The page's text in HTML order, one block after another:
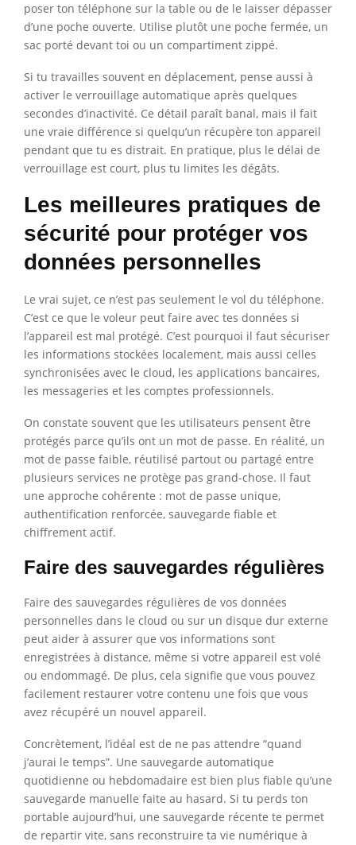
poser ton téléphone sur la table ou de le laisser dépasser
d’une poche ouverte. Utilise plutôt une poche fermée, un
sac porté devant toi ou un compartiment zippé.
Si tu travailles souvent en déplacement, pense aussi à
activer le verrouillage automatique après quelques
secondes d’inactivité. Ce détail paraît banal, mais il fait
une vraie différence si quelqu’un récupère ton appareil
pendant que tu es distrait. En pratique, plus le délai de
verrouillage est court, plus tu limites les dégâts.
Les meilleures pratiques de
sécurité pour protéger vos
données personnelles
Le vrai sujet, ce n’est pas seulement le vol du téléphone.
C’est ce que le voleur peut faire avec tes données si
l’appareil est mal protégé. C’est pourquoi il faut sécuriser
les informations stockées localement, mais aussi celles
synchronisées avec le cloud, les applications bancaires,
les messageries et les comptes professionnels.
On constate souvent que les utilisateurs pensent être
protégés parce qu’ils ont un mot de passe. En réalité, un
mot de passe faible, réutilisé partout ou partagé entre
plusieurs services ne protège pas grand-chose. Il faut
une approche cohérente : mot de passe unique,
authentification renforcée, sauvegarde fiable et
chiffrement actif.
Faire des sauvegardes régulières
Faire des sauvegardes régulières de vos données
personnelles dans le cloud ou sur un disque dur externe
peut aider à assurer que vos informations sont
enregistrées à distance, même si votre appareil est volé
ou endommagé. De plus, cela signifie que vous pouvez
facilement restaurer votre contenu une fois que vous
avez récupéré un nouvel appareil.
Concrètement, l’idéal est de ne pas attendre “quand
j’aurai le temps”. Une sauvegarde automatique
quotidienne ou hebdomadaire est bien plus fiable qu’une
sauvegarde manuelle faite au hasard. Si tu perds ton
portable aujourd’hui, une sauvegarde récente te permet
de repartir vite, sans reconstruire ta vie numérique à